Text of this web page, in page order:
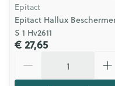
Epitact
Epitact Hallux
S 1 Hv2611
€ 27,65